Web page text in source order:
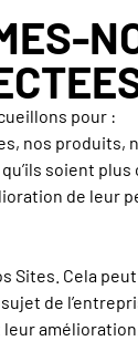
pour :
produits,
soient
de
Sites. Cela
de
amélioration.